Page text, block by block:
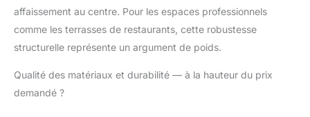
pratique permet
d'ouvrir et de fermer
facilement le parasol
verrou de sécurité fixe
affaissement au centre. Pour les espaces professionnels
comme les terrasses de restaurants, cette robustesse
structurelle représente un argument de poids.
Qualité des matériaux et durabilité — à la hauteur du prix
demandé ?